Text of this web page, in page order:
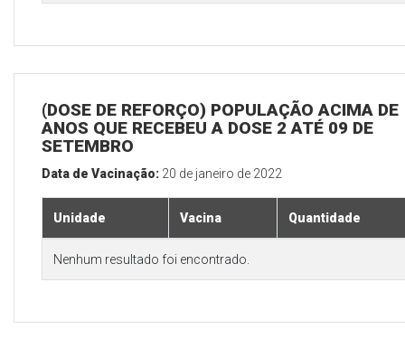
(DOSE DE REFORÇO) POPULAÇÃO ACIMA DE
ANOS QUE RECEBEU A DOSE 2 ATÉ 09 DE
SETEMBRO
Data de Vacinação: 20 de janeiro de 2022
Unidade Vacina Quantidade
Nenhum resultado foi encontrado.